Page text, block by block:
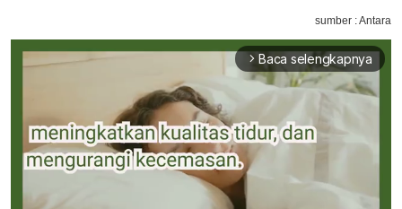
sumber : Antara
arrow_forward_ios Baca selengkapnya